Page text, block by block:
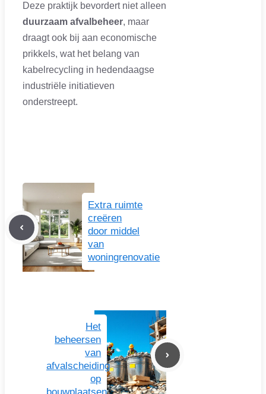
Deze praktijk bevordert niet alleen
duurzaam afvalbeheer, maar
draagt ook bij aan economische
prikkels, wat het belang van
kabelrecycling in hedendaagse
industriële initiatieven
onderstreept.
Extra ruimte
creëren
door middel
van
woningrenovatie
Het
beheersen
van
afvalscheiding
op
bouwplaatsen